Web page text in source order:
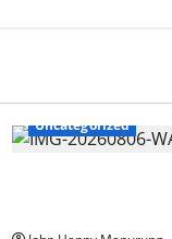
Uncategorized